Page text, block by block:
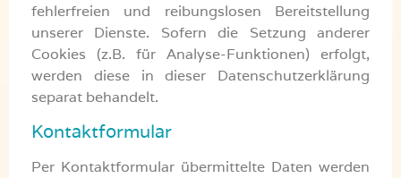
fehlerfreien und reibungslosen Bereitstellung
unserer Dienste. Sofern die Setzung anderer
Cookies (z.B. für Analyse-Funktionen) erfolgt,
werden diese in dieser Datenschutzerklärung
separat behandelt.
Kontaktformular
Per Kontaktformular übermittelte Daten werden